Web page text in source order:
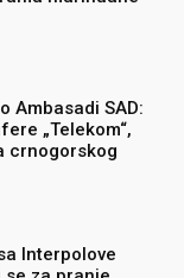
Ambasadi SAD:
„Telekom“,
crnogorskog
Interpolove